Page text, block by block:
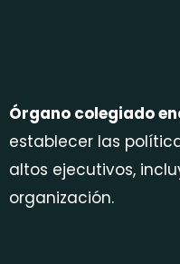
Órgano colegiado
establecer las
altos ejecutivos,
organización.